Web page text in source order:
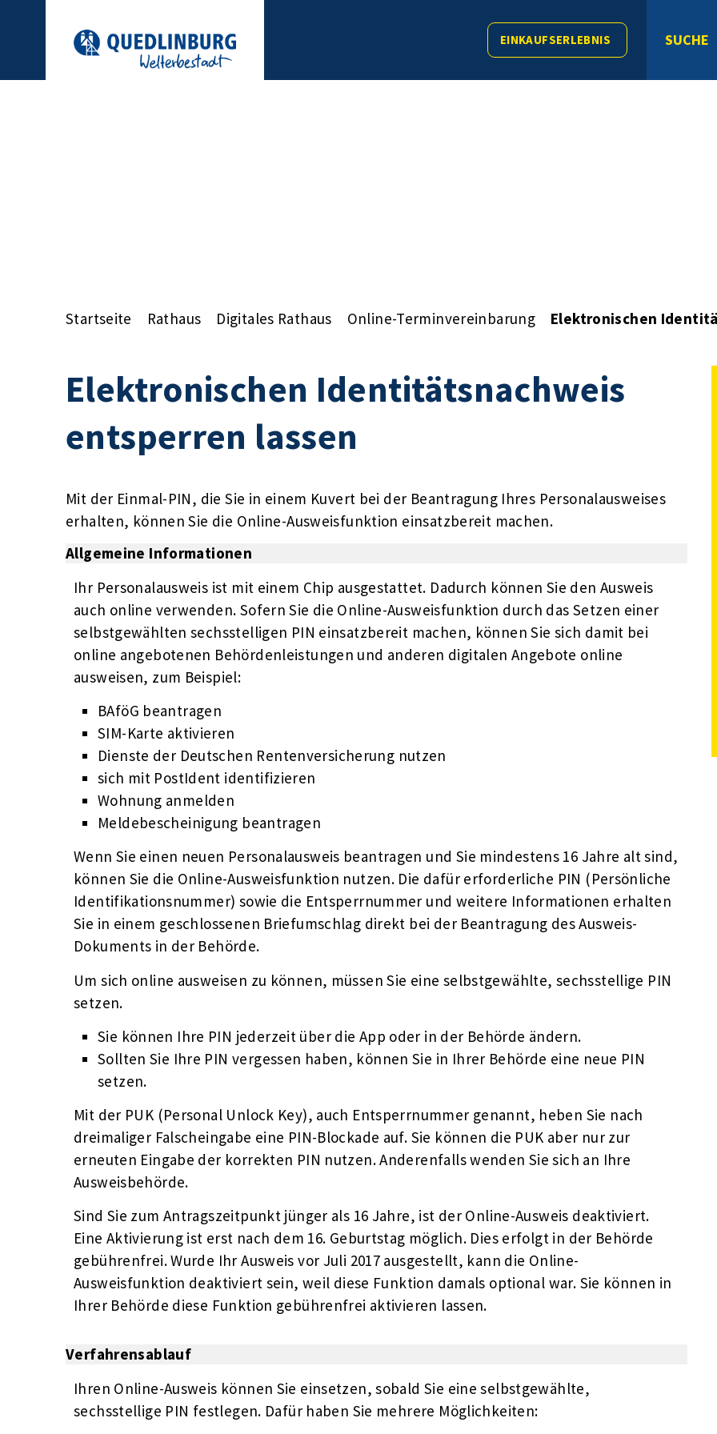
EINKAUFSERLEBNIS SUCHE
Startseite Rathaus Digitales Rathaus Online-Terminvereinbarung Elektronischen
Elektronischen Identitätsnachweis
entsperren lassen
Mit der Einmal-PIN, die Sie in einem Kuvert bei der Beantragung Ihres Personalausweises
erhalten, können Sie die Online-Ausweisfunktion einsatzbereit machen.
Allgemeine Informationen
Ihr Personalausweis ist mit einem Chip ausgestattet. Dadurch können Sie den Ausweis
auch online verwenden. Sofern Sie die Online-Ausweisfunktion durch das Setzen einer
selbstgewählten sechsstelligen PIN einsatzbereit machen, können Sie sich damit bei
online angebotenen Behördenleistungen und anderen digitalen Angebote online
ausweisen, zum Beispiel:
BAföG beantragen
SIM-Karte aktivieren
Dienste der Deutschen Rentenversicherung nutzen
sich mit PostIdent identifizieren
Wohnung anmelden
Meldebescheinigung beantragen
Wenn Sie einen neuen Personalausweis beantragen und Sie mindestens 16 Jahre alt sind,
können Sie die Online-Ausweisfunktion nutzen. Die dafür erforderliche PIN (Persönliche
Identifikationsnummer) sowie die Entsperrnummer und weitere Informationen erhalten
Sie in einem geschlossenen Briefumschlag direkt bei der Beantragung des Ausweis-
Dokuments in der Behörde.
Um sich online ausweisen zu können, müssen Sie eine selbstgewählte, sechsstellige PIN
setzen.
Sie können Ihre PIN jederzeit über die App oder in der Behörde ändern.
Sollten Sie Ihre PIN vergessen haben, können Sie in Ihrer Behörde eine neue PIN
setzen.
Mit der PUK (Personal Unlock Key), auch Entsperrnummer genannt, heben Sie nach
dreimaliger Falscheingabe eine PIN-Blockade auf. Sie können die PUK aber nur zur
erneuten Eingabe der korrekten PIN nutzen. Anderenfalls wenden Sie sich an Ihre
Ausweisbehörde.
Sind Sie zum Antragszeitpunkt jünger als 16 Jahre, ist der Online-Ausweis deaktiviert.
Eine Aktivierung ist erst nach dem 16. Geburtstag möglich. Dies erfolgt in der Behörde
gebührenfrei. Wurde Ihr Ausweis vor Juli 2017 ausgestellt, kann die Online-
Ausweisfunktion deaktiviert sein, weil diese Funktion damals optional war. Sie können in
Ihrer Behörde diese Funktion gebührenfrei aktivieren lassen.
Verfahrensablauf
Ihren Online-Ausweis können Sie einsetzen, sobald Sie eine selbstgewählte,
sechsstellige PIN festlegen. Dafür haben Sie mehrere Möglichkeiten: